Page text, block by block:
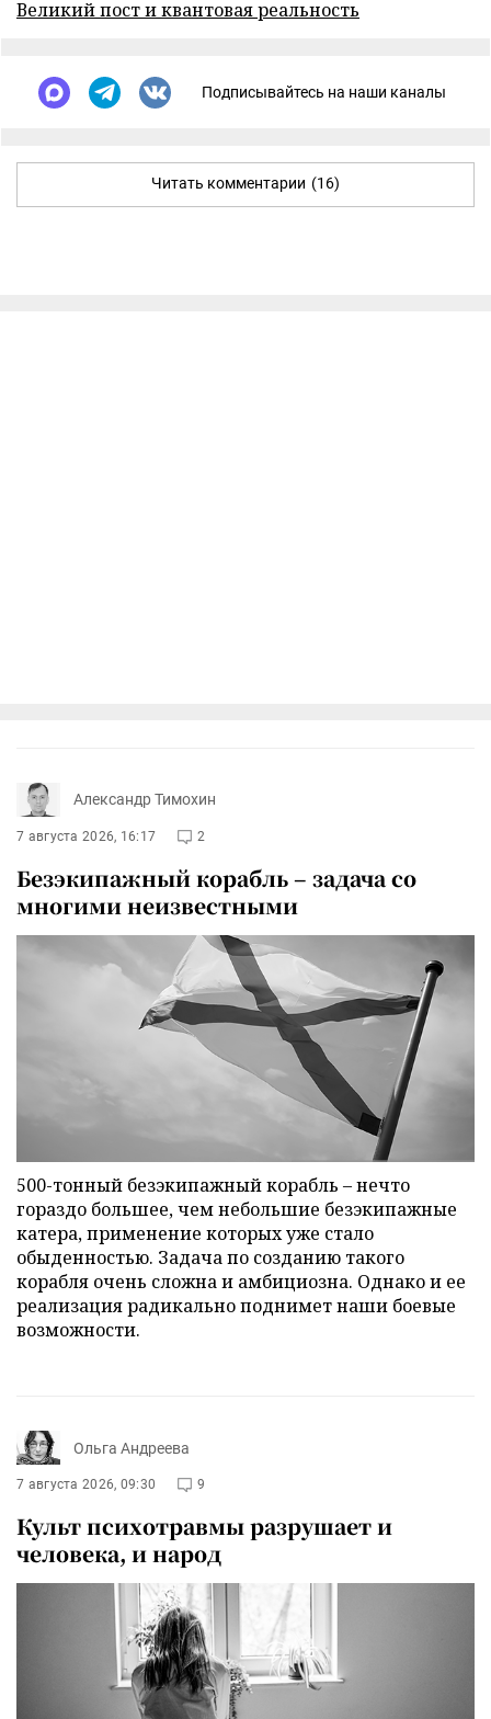
Великий пост и квантовая реальность
Подписывайтесь на наши каналы
Читать комментарии (16)
Александр Тимохин
7 августа 2026, 16:17 2
Безэкипажный корабль – задача со
многими неизвестными
500-тонный безэкипажный корабль – нечто
гораздо большее, чем небольшие безэкипажные
катера, применение которых уже стало
обыденностью. Задача по созданию такого
корабля очень сложна и амбициозна. Однако и ее
реализация радикально поднимет наши боевые
возможности.
Ольга Андреева
7 августа 2026, 09:30 9
Культ психотравмы разрушает и
человека, и народ